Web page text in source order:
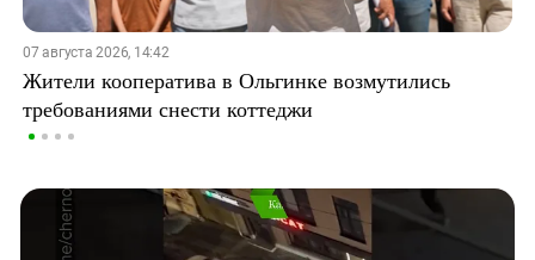
07 августа 2026, 14:42
Жители кооператива в Ольгинке возмутились
требованиями снести коттеджи